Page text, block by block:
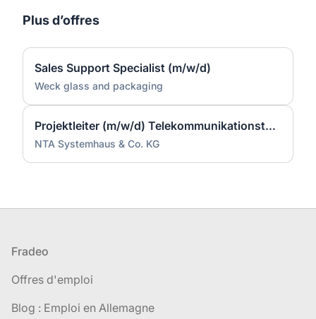
Plus d’offres
Sales Support Specialist (m/w/d)
Weck glass and packaging
Projektleiter (m/w/d) Telekommunikationstechnik
NTA Systemhaus & Co. KG
Pied de page
Fradeo
Offres d'emploi
Blog : Emploi en Allemagne